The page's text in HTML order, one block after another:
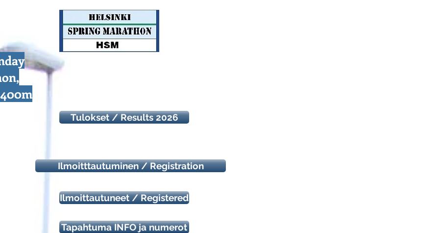
Tulokset / Results 2026
Ilmoitttautuminen / Registration
Ilmoittautuneet / Registered
Tapahtuma INFO ja numerot